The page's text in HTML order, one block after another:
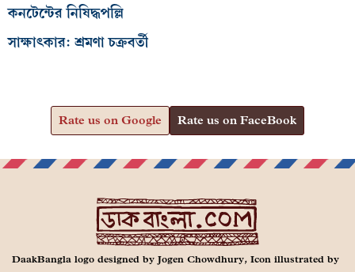
কনটেন্টের নিষিদ্ধপল্লি
সাক্ষাৎকার: শ্রমণা চক্রবর্তী
Rate us on Google Rate us on FaceBook
DaakBangla logo designed by Jogen Chowdhury, Icon illustrated by